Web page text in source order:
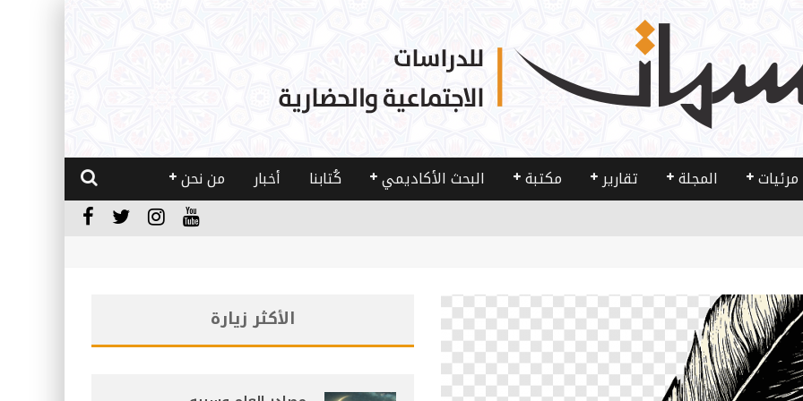
مرئيات المجلة تقارير مكتبة البحث الأكاديمي كُتابنا أخبار من نحن
الأكثر زيارة